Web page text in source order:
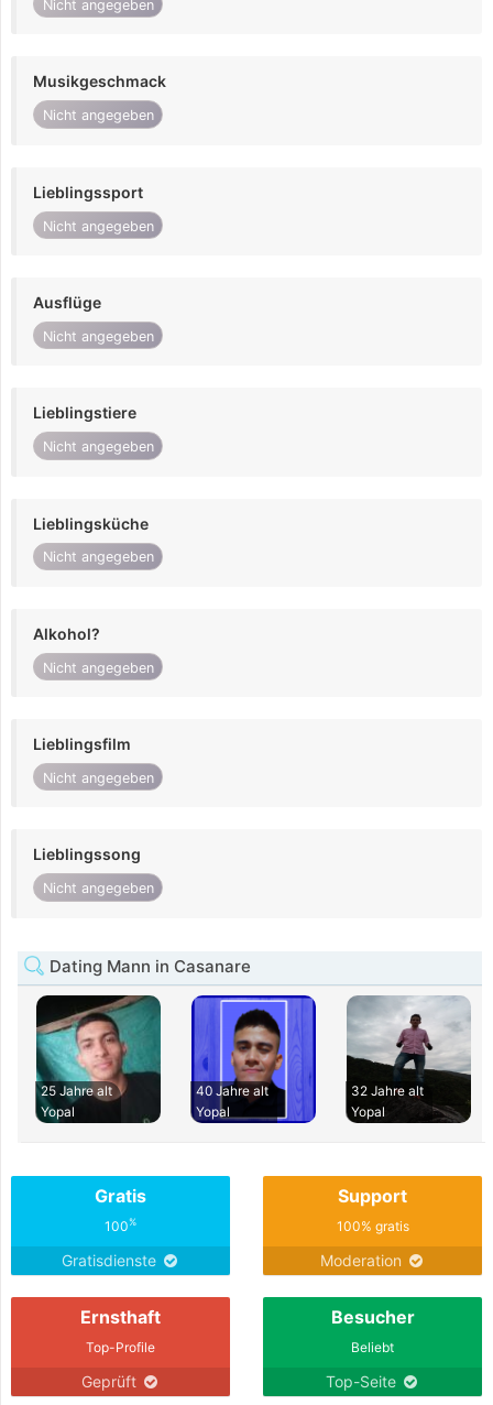
Nicht angegeben
Musikgeschmack
Nicht angegeben
Lieblingssport
Nicht angegeben
Ausflüge
Nicht angegeben
Lieblingstiere
Nicht angegeben
Lieblingsküche
Nicht angegeben
Alkohol?
Nicht angegeben
Lieblingsfilm
Nicht angegeben
Lieblingssong
Nicht angegeben
Dating Mann in Casanare
25 Jahre alt
Yopal
40 Jahre alt
Yopal
32 Jahre alt
Yopal
Gratis
100%
Gratisdienste
Support
100% gratis
Moderation
Ernsthaft
Top-Profile
Geprüft
Besucher
Beliebt
Top-Seite